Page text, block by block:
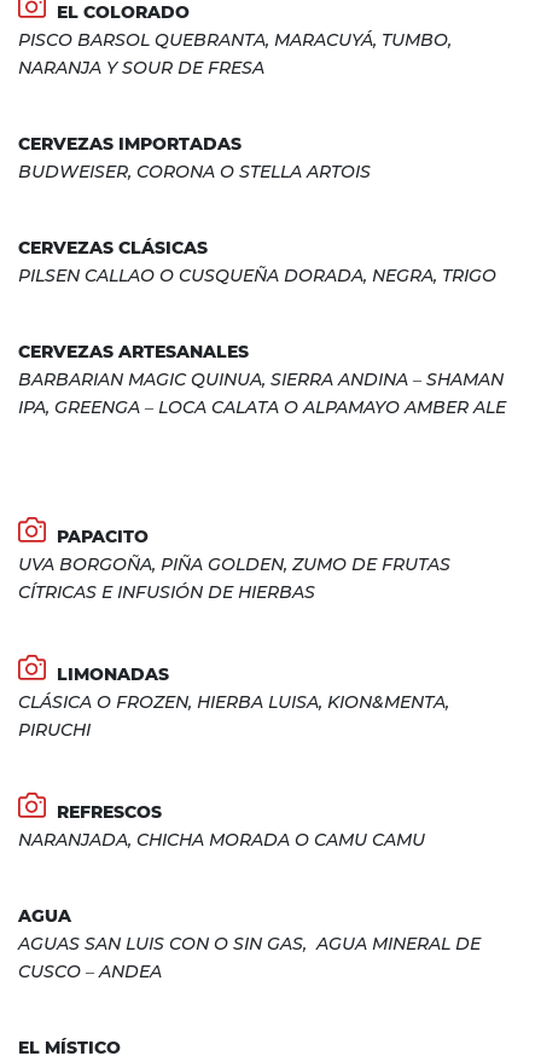
EL COLORADO
PISCO BARSOL QUEBRANTA, MARACUYÁ, TUMBO,
NARANJA Y SOUR DE FRESA
CERVEZAS IMPORTADAS
BUDWEISER, CORONA O STELLA ARTOIS
CERVEZAS CLÁSICAS
PILSEN CALLAO O CUSQUEÑA DORADA, NEGRA, TRIGO
CERVEZAS ARTESANALES
BARBARIAN MAGIC QUINUA, SIERRA ANDINA – SHAMAN
IPA, GREENGA – LOCA CALATA O ALPAMAYO AMBER ALE
PAPACITO
UVA BORGOÑA, PIÑA GOLDEN, ZUMO DE FRUTAS
CÍTRICAS E INFUSIÓN DE HIERBAS
LIMONADAS
CLÁSICA O FROZEN, HIERBA LUISA, KION&MENTA,
PIRUCHI
REFRESCOS
NARANJADA, CHICHA MORADA O CAMU CAMU
AGUA
AGUAS SAN LUIS CON O SIN GAS, AGUA MINERAL DE
CUSCO – ANDEA
EL MÍSTICO